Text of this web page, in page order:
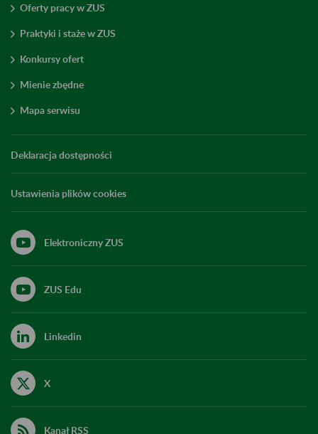
Oferty pracy w ZUS
Praktyki i staże w ZUS
Konkursy ofert
Mienie zbędne
Mapa serwisu
Deklaracja dostępności
Ustawienia plików cookies
Elektroniczny ZUS
ZUS Edu
Linkedin
X
Kanał RSS